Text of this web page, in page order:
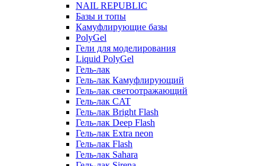
NAIL REPUBLIC
Базы и топы
Камуфлирующие базы
PolyGel
Гели для моделирования
Liquid PolyGel
Гель-лак
Гель-лак Камуфлирующий
Гель-лак светоотражающий
Гель-лак CAT
Гель-лак Bright Flash
Гель-лак Deep Flash
Гель-лак Extra neon
Гель-лак Flash
Гель-лак Sahara